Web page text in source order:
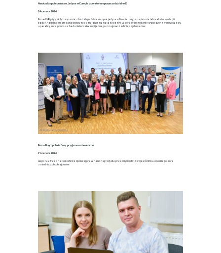
Nauka dla społeczeństwa. Jedyne w Europie laboratorium poszerza działalność
24 czerwca 2024
Ponad 940 tysięcy złotych wsparcia z budżetu państwa otrzyma jedyne w Europie, drugie na świecie laboratorium symulacji i
badań nad skręceniami stawu skokowego działające na naszej uczelni. Laboratorium zostanie wyposażone w nowoczesną
aparaturę, która pomoże w badaniu konsekwencji jednego z najpowszechniejszych urazów.
Poznaliśmy opolskie firmy przyjazne cudzoziemcom
21 czerwca 2024
Już po raz trzeci na Politechnice Opolskiej przyznano nagrody dla przedsiębiorstw z województwa opolskiego, które
zatrudniają obcokrajowców.